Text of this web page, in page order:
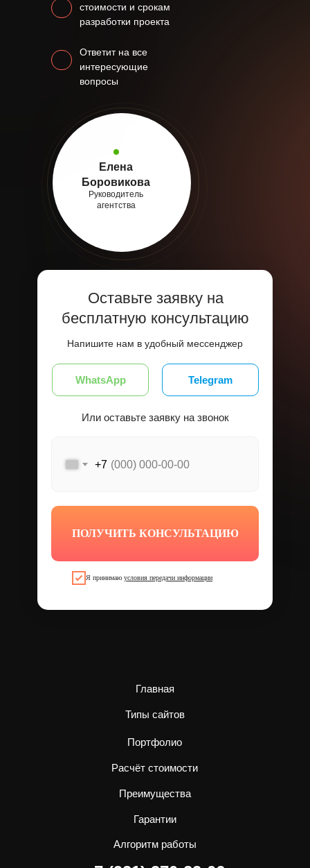
стоимости и срокам
разработки проекта
Ответит на все
интересующие
вопросы
Оставьте заявку на
бесплатную консультацию
Напишите нам в удобный мессенджер
Telegram
Или оставьте заявку на звонок
WhatsApp
Я принимаю условия передачи информации
Елена
Боровикова
Руководитель
агентства
+7
ПОЛУЧИТЬ КОНСУЛЬТАЦИЮ
Типы сайтов
Портфолио
Расчёт стоимости
Преимущества
Гарантии
Главная
Алгоритм работы